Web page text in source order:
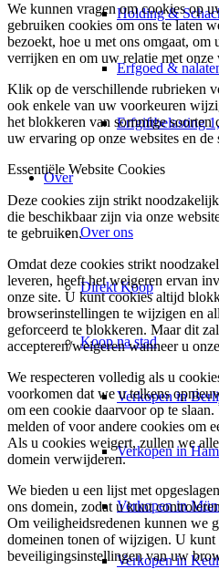
Holding &
Erfgoed &
Erfgiftbelasting
Over
Over ons
Direkt Koop
Koop na stad
Verkopen in
Verkopen in
Verkopen in
Verkopen in
We kunnen vragen om cookies op
gebruiken cookies om ons te laten
bezoekt, hoe u met ons omgaat, om
verrijken en om uw relatie met onze
Klik op de verschillende rubrieken
ook enkele van uw voorkeuren
het blokkeren van sommige
uw ervaring op onze websites en
Essentiële Website Cookies
Deze cookies zijn strikt
die beschikbaar zijn via onze
te gebruiken.
Omdat deze cookies strikt
leveren, heeft het weigeren ervan
onze site. U kunt cookies altijd
browserinstellingen te wijzigen en
geforceerd te blokkeren. Maar dit
accepteren/weigeren wanneer u
We respecteren volledig als u
voorkomen dat we u telkens
om een cookie daarvoor op te
melden of voor andere cookies om
Als u cookies weigert, zullen we
domein verwijderen.
We bieden u een lijst met
ons domein, zodat u kunt
Om veiligheidsredenen kunnen we
domeinen tonen of wijzigen. U kunt
beveiligingsinstellingen van uw